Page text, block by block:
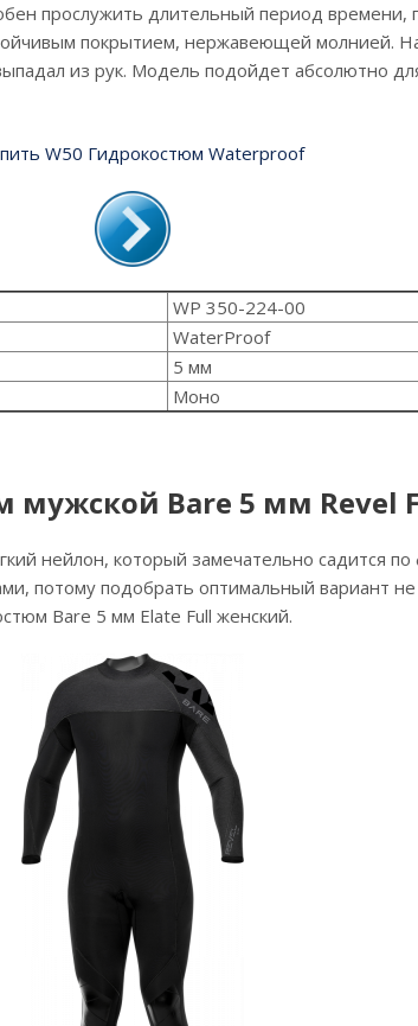
прослужить длительный период времени,
покрытием, нержавеющей молнией.
из рук. Модель подойдет абсолютно
WP 350-224-00
WaterProof
5 мм
Моно
мужской Bare 5 мм Revel
нейлон, который замечательно садится по
потому подобрать оптимальный вариант не
Bare 5 мм Elate Full женский.